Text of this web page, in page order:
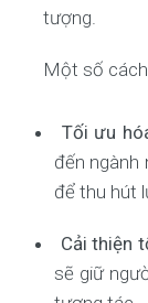
tượng.
Một số
Tối ưu
đến ngành
để thu hút
Cải thiện
sẽ giữ